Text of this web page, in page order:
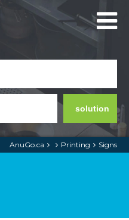
solution
AnuGo.ca Printing Signs